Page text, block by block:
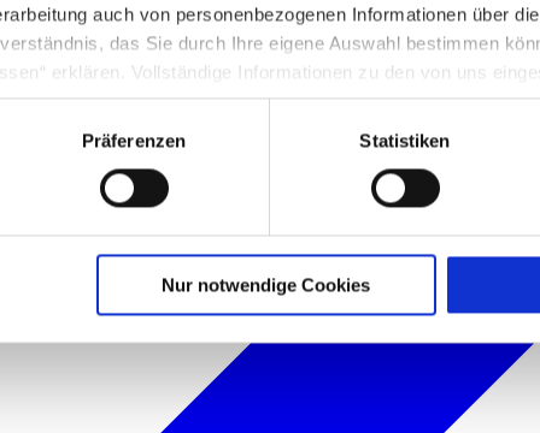
auch von personenbezogenen Informationen über
das Sie durch Ihre eigene Auswahl bestimmen
erklären. Vollständige Informationen zu den von uns
Punkt 3.4 in unserer Datenschutzerklärung.
dass durch das Setzen und Verwenden des jeweiligen
Präferenzen Statistiken
Nur notwendige Cookies